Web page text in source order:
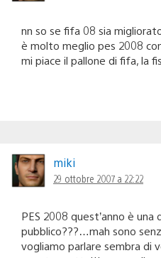
nn so se fifa 08 sia
è molto meglio pes 2008
mi piace il pallone di fifa, la
miki
29 ottobre 2007 a 22:22
PES 2008 quest’anno è
pubblico???…mah sono
vogliamo parlare sembra di